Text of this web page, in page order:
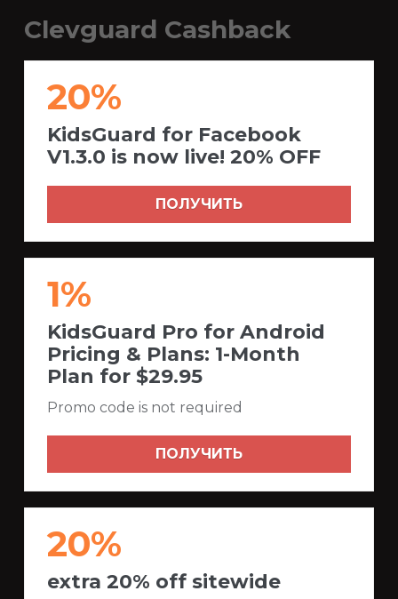
Clevguard Cashback
20%
KidsGuard for Facebook
V1.3.0 is now live! 20% OFF
ПОЛУЧИТЬ
1%
KidsGuard Pro for Android
Pricing & Plans: 1-Month
Plan for $29.95
Promo code is not required
ПОЛУЧИТЬ
20%
extra 20% off sitewide